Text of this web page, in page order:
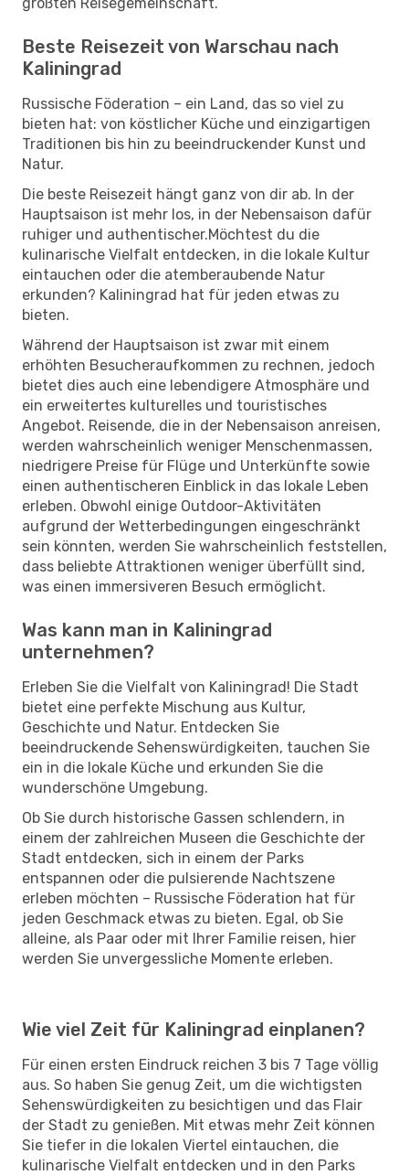
Beste Reisezeit von Warschau nach
Kaliningrad
Russische Föderation – ein Land, das so viel zu
bieten hat: von köstlicher Küche und einzigartigen
Traditionen bis hin zu beeindruckender Kunst und
Natur.
Die beste Reisezeit hängt ganz von dir ab. In der
Hauptsaison ist mehr los, in der Nebensaison dafür
ruhiger und authentischer.Möchtest du die
kulinarische Vielfalt entdecken, in die lokale Kultur
eintauchen oder die atemberaubende Natur
erkunden? Kaliningrad hat für jeden etwas zu
bieten.
Während der Hauptsaison ist zwar mit einem
erhöhten Besucheraufkommen zu rechnen, jedoch
bietet dies auch eine lebendigere Atmosphäre und
ein erweitertes kulturelles und touristisches
Angebot. Reisende, die in der Nebensaison anreisen,
werden wahrscheinlich weniger Menschenmassen,
niedrigere Preise für Flüge und Unterkünfte sowie
einen authentischeren Einblick in das lokale Leben
erleben. Obwohl einige Outdoor-Aktivitäten
aufgrund der Wetterbedingungen eingeschränkt
sein könnten, werden Sie wahrscheinlich feststellen,
dass beliebte Attraktionen weniger überfüllt sind,
was einen immersiveren Besuch ermöglicht.
Was kann man in Kaliningrad
unternehmen?
Erleben Sie die Vielfalt von Kaliningrad! Die Stadt
bietet eine perfekte Mischung aus Kultur,
Geschichte und Natur. Entdecken Sie
beeindruckende Sehenswürdigkeiten, tauchen Sie
ein in die lokale Küche und erkunden Sie die
wunderschöne Umgebung.
Ob Sie durch historische Gassen schlendern, in
einem der zahlreichen Museen die Geschichte der
Stadt entdecken, sich in einem der Parks
entspannen oder die pulsierende Nachtszene
erleben möchten – Russische Föderation hat für
jeden Geschmack etwas zu bieten. Egal, ob Sie
alleine, als Paar oder mit Ihrer Familie reisen, hier
werden Sie unvergessliche Momente erleben.
Wie viel Zeit für Kaliningrad einplanen?
Für einen ersten Eindruck reichen 3 bis 7 Tage völlig
aus. So haben Sie genug Zeit, um die wichtigsten
Sehenswürdigkeiten zu besichtigen und das Flair
der Stadt zu genießen. Mit etwas mehr Zeit können
Sie tiefer in die lokalen Viertel eintauchen, die
kulinarische Vielfalt entdecken und in den Parks